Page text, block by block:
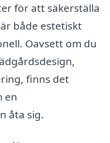
för att säkerställa
både estetiskt
Oavsett om du
finns det
en
åta sig.